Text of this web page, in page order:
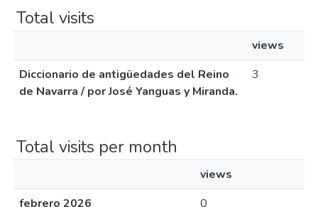
Total visits
views
Diccionario de antigüedades del Reino
de Navarra / por José Yanguas y Miranda.
3
Total visits per month
views
febrero 2026
0